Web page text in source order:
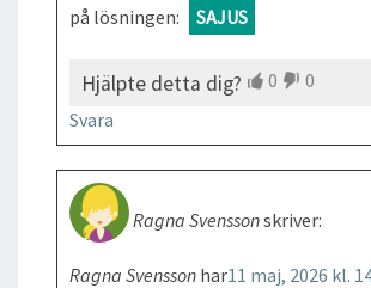
på lösningen:
SAJUS
Hjälpte detta dig? 0
0
Svara
Ragna Svenssonskriver:
11 maj, 2026 kl.
Ragna Svensson har